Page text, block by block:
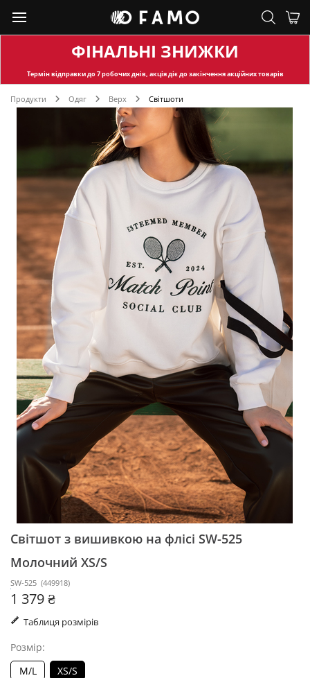
ФІНАЛЬНІ ЗНИЖКИ
Термін відправкидо 7 робочих днів, акція діє до закінчення акційних товарів
Продукти Одяг Верх Світшоти
Світшот з вишивкою на флісі SW-525
Молочний XS/S
SW-525 (449918)
1 379 ₴
Таблиця розмірів
Розмір:
M/L
XS/S